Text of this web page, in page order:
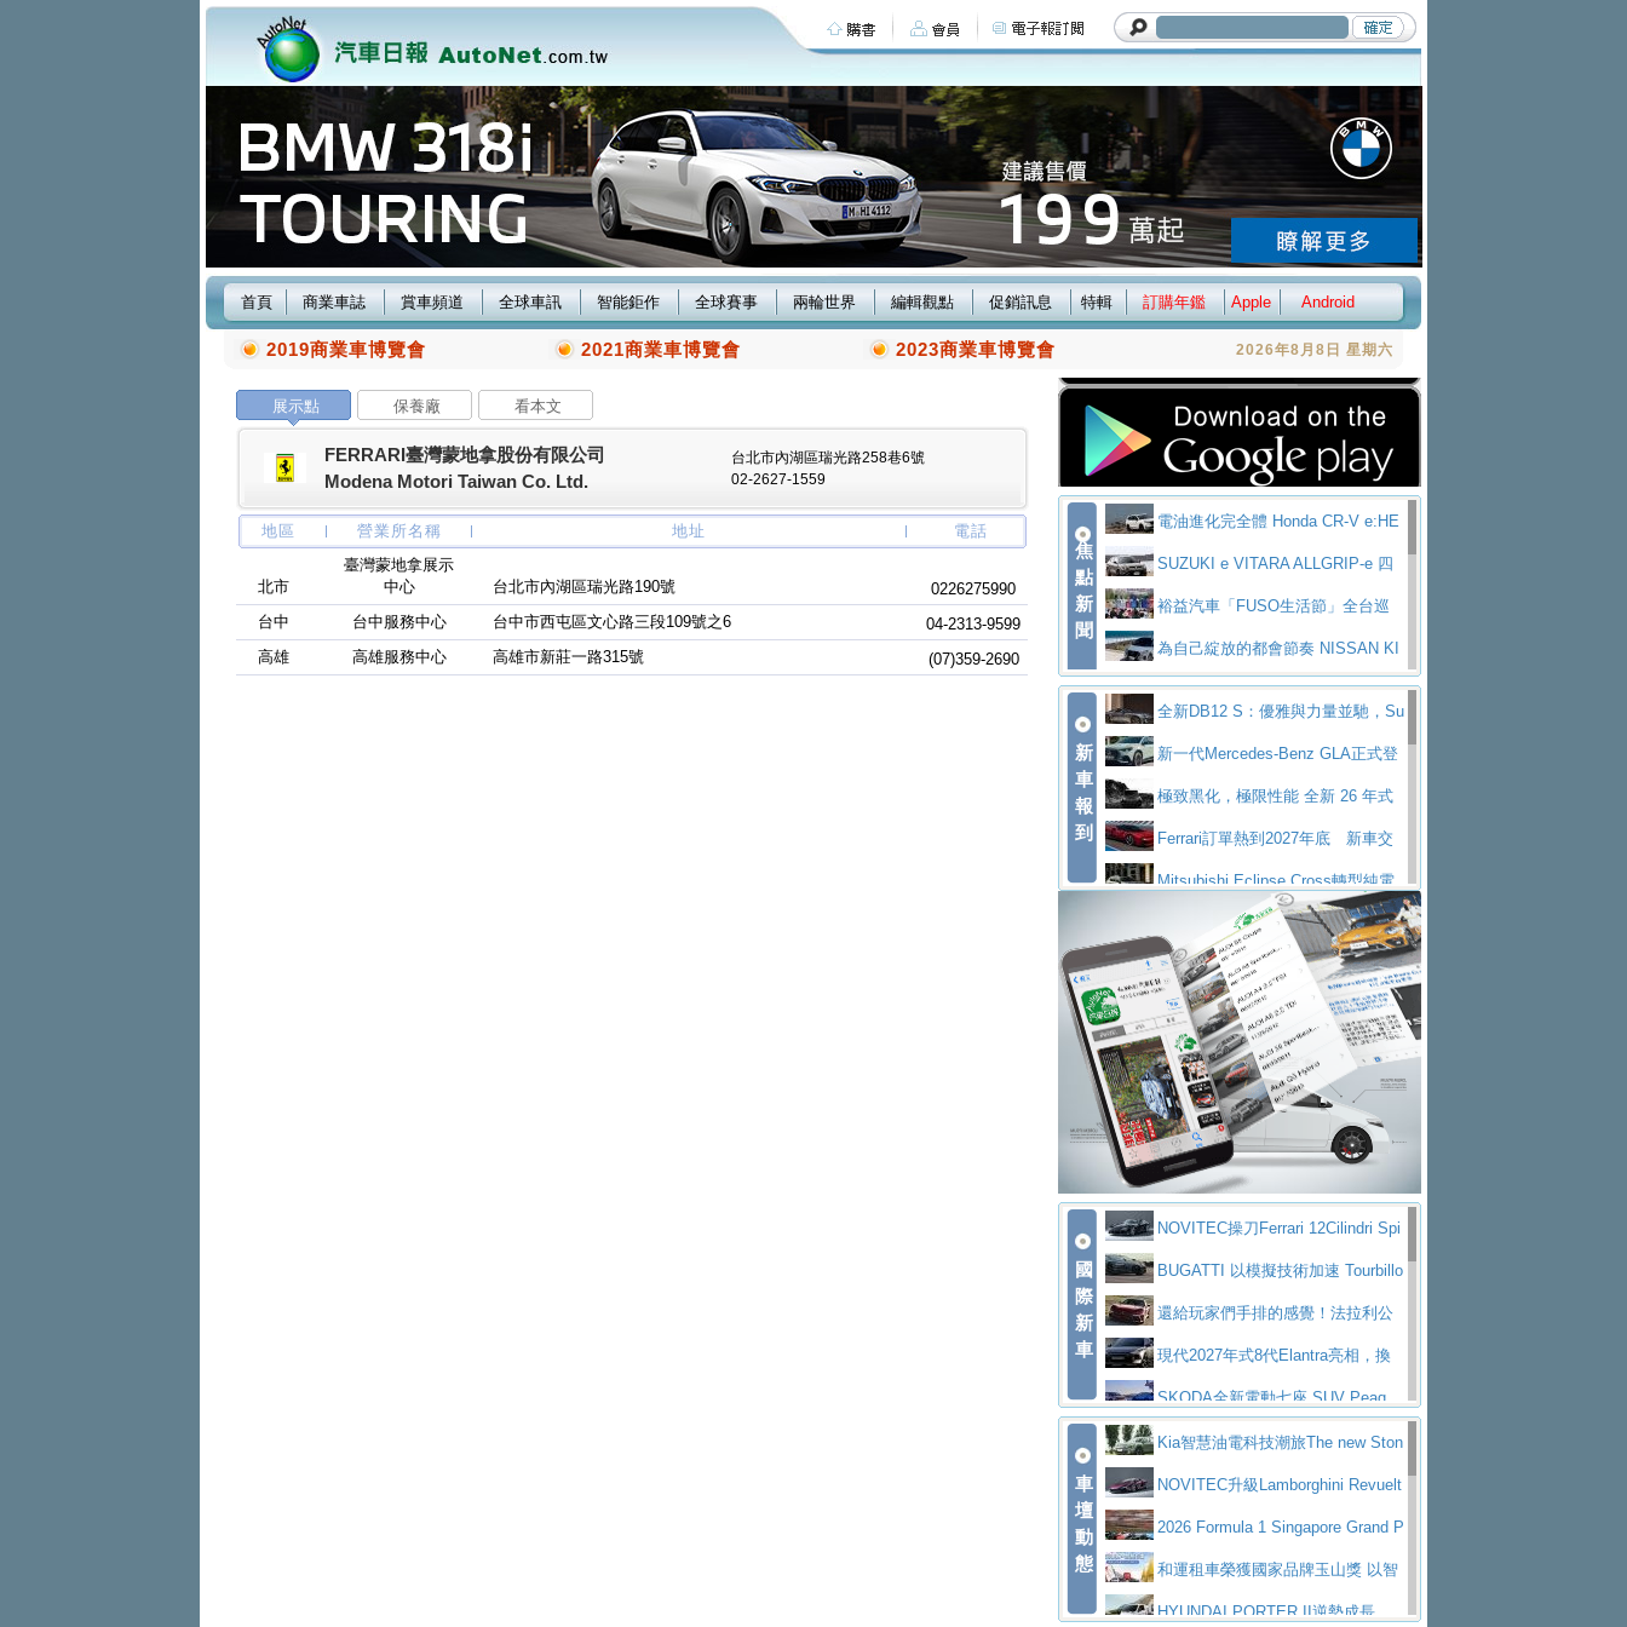
首頁 商業車誌 賞車頻道 全球車訊 智能鉅作 全球賽事 兩輪世界 編輯觀點 促銷訊息 特輯 訂購年鑑 Apple Android
2019商業車博覽會 2021商業車博覽會 2023商業車博覽會 2026年8月8日 星期六
展示點 保養廠 看本文
FERRARI臺灣蒙地拿股份有限公司
Modena Motori Taiwan Co. Ltd.
台北市內湖區瑞光路258巷6號
02-2627-1559
地區 營業所名稱 地址 電話
北市
臺灣蒙地拿展示
中心
台北市內湖區瑞光路190號
0226275990
台中
台中服務中心 台中市西屯區文心路三段109號之6
04-2313-9599
高雄
高雄服務中心 高雄市新莊一路315號 (07)359-2690
焦
點
新
聞
電油進化完全體 Honda CR-V e:HE
V PrestigeSUZUKI e VITARA ALLGRIP-e 四
驅精神的純電新詮釋
裕益汽車「FUSO生活節」全台巡
迴 結合生活體驗、交通安全與購車優惠
為自己綻放的都會節奏 NISSAN KI
CKS SAKURA為品味獨具層峰買家打造的頂級座
駕，MAZDA CX-90 33T AWD Premium Ca
ptain Seat
EV
技的座駕! Ford Territory中型油電休旅
SO Super Great今日在台登場，結合先進安
ntis四品牌經銷權，全新多品牌旗艦展示中
心開幕啟用
屏東特搜大隊再添新利器 SITRAK
救助器材車買氣不衰、SUZUKI經銷商勇於開啟
全新大店，新北都鈴木占地500坪土城旗艦
展示中心開幕
2025第七屆ISUZU運轉職人挑戰賽
熱血登場 展現極致車技與專業職人精神
H2GP世界總決賽圓滿落幕 台灣團
隊表現精彩淨零減碳指標性應用 純電動水泥預
拌車 消防車除了滅火裝備還需要什麼？
一探SITRAK “準” 消防車的究竟
大益金龍初試啼聲，汽柴油5噸貨車
不是對手正宗年鑑2025年全球自動車年鑑1月
下旬問世！2024第六屆ISUZU運轉職人挑戰賽
首度前進南台灣熱烈開戰
豪華電能休旅新星 Audi Q4 Sportba
ck 55 e-tron S lineScania Taiwan 逆風而行，加深力
道投資布局
新
車
報
到
全新DB12 S：優雅與力量並馳，Su
per Tourer的顛峰之作
新一代Mercedes-Benz GLA正式登
場 續航最高657公里、支援320kW快充
極致黑化，極限性能 全新 26 年式
DEFENDER OCTA BLACK 限量登台
Ferrari訂單熱到2027年底 新車交
付至少得等一年以上
Mitsubishi Eclipse Cross轉型純電
休旅 87kWh電池續航超過600公里
全新BMW 318i Touring豪華旅行車
全台限量200台 進化現型
不等零關稅的紅利，Jeep品牌今日
起展開首批車交車Volvo EX60 即將叩關，靜肅性、底
盤與數位介面搶先揭露
Audi Q9 將於 2026 年底上市 旗艦
大型 SUV 鎖定七人座豪華市場
BMW攜手漫威電影【蜘蛛人：重生
日】 Skoda 發表全新 Peaq 內裝：七人
座純電旗艦 SUV，行李廂最大可達 935 公
升
全新純電 Mercedes-Benz C 400 4
MATIC Electric 登場
奢華與科技大躍進，MAZDA全新3
代CX-5全方位進化提前亮相並展開預售94.9
萬起
馬自達公布 2027 年式 MX-5 更
新，新增 Yakudo 特別版
Skoda Peaq 發表全新電動動力系
統 最長續航逾 640 公里、支援雙向供電
BMW M2 首度導入 xDrive 四驅，
美國與瑞士需求成關鍵推手
The all-new T-Roc 魅力 自成焦點
Maserati GT2 Stradale「Tribute to
MC12」全球首度亮相
迎接 RANGE ROVER 品牌家族第
五位成員 全新 RANGE ROVER GT 預告登
場
造型華麗時尚、科技座艙再進化，P
eugeot 208小改款發表上市94.8萬起
國
際
新
車
NOVITEC操刀Ferrari 12Cilindri Spi
der 碳纖維空力、鍛造輪圈與Inconel排氣
上身
BUGATTI 以模擬技術加速 Tourbillo
n 動態開發還給玩家們手排的感覺！法拉利公
布12Cilidri Manaule手排超跑產品細節
現代2027年式8代Elantra亮相，換
裝更銳利的造型、更先進的資訊娛樂系統及
更高效的動力
SKODA全新電動七座 SUV Peaq
問世，擁有品牌史上最寬敞且豪華的座艙
AUDI推出首款高性能油電超跑Nuvo
lari，0到100公里加速2.6秒、極速350公里
／小時
百年三叉戟傳奇再啟程 Maserati 重
返 1000 Miglia 傳承競速榮耀
法拉利首款純電跑車Luce亮相，最
大馬力超過1000匹並具備530公里最大續航
里程
小車大空間、座艙科技更先進，SK
ODA發表全新純電跨界休旅Eipq祭平民化車
賓士AMG.EA專屬平台首作，Merc
車
壇
動
態
Kia智慧油電科技潮旅The new Ston
ic 1-7月累計銷量創歷史新高
NOVITEC升級Lamborghini Revuelt
o 綜效輸出增至1,048匹
2026 Formula 1 Singapore Grand P
rix 新加坡大獎賽 Audi 極速之旅開放報名
和運租車榮獲國家品牌玉山獎 以智
慧移動與綠能創新
HYUNDAI PORTER II逆勢成長，